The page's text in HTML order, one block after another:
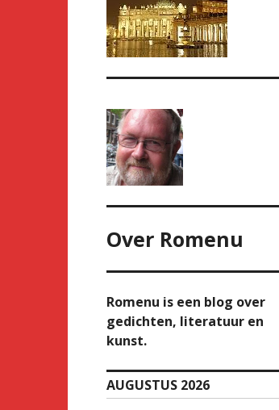
Over Romenu
Romenu is een blog over
gedichten, literatuur en
kunst.
AUGUSTUS 2026